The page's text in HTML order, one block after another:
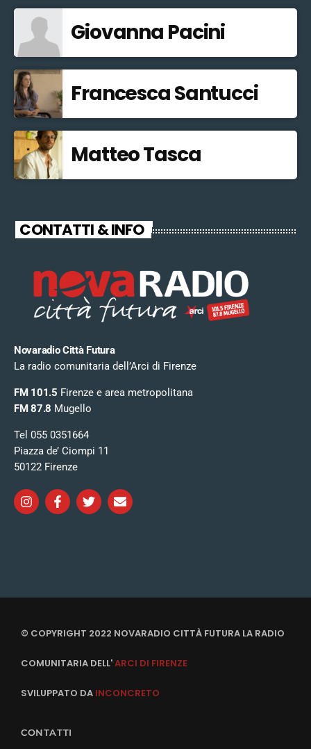
Giovanna Pacini
Francesca Santucci
Matteo Tasca
CONTATTI & INFO
Novaradio Città Futura
La radio comunitaria dell’Arci di Firenze
FM 101.5 Firenze e area metropolitana
FM 87.8 Mugello
Tel 055 0351664
Piazza de’ Ciompi 11
50122 Firenze
© COPYRIGHT 2022 NOVARADIO CITTÀ FUTURA LA RADIO
COMUNITARIA DELL'ARCI DI FIRENZE
SVILUPPATO DA INCONCRETO
CONTATTI